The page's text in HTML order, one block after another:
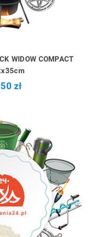
WIDOW COMPACT
zł